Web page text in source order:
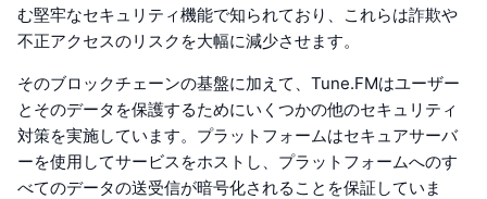
む堅牢なセキュリティ機能で知られており、これらは詐欺や
不正アクセスのリスクを大幅に減少させます。
そのブロックチェーンの基盤に加えて、Tune.FMはユーザー
とそのデータを保護するためにいくつかの他のセキュリティ
対策を実施しています。プラットフォームはセキュアサーバ
ーを使用してサービスをホストし、プラットフォームへのす
べてのデータの送受信が暗号化されることを保証していま